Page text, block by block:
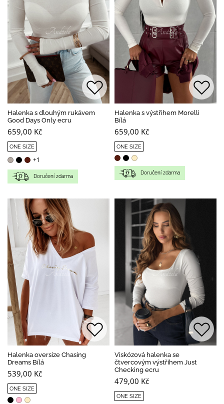
Halenka s dlouhým rukávem
Good Days Only ecru
659,00 Kč
ONE SIZE
+1
Doručení zdarma
Halenka s výstřihem Morelli
Bílá
659,00 Kč
ONE SIZE
Doručení zdarma
Halenka oversize Chasing
Dreams Bílá
539,00 Kč
ONE SIZE
Viskózová halenka se
čtvercovým výstřihem Just
Checking ecru
479,00 Kč
ONE SIZE